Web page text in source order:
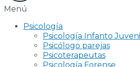
Menú
Psicología
Psicología Infanto Juvenil
Psicólogo parejas
Psicoterapeutas
Psicología Forense